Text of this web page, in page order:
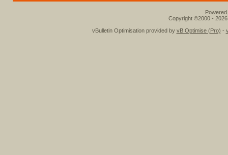
Copyright ©2000 -
vBulletin Optimisation provided by vB Optimise (Pro) -